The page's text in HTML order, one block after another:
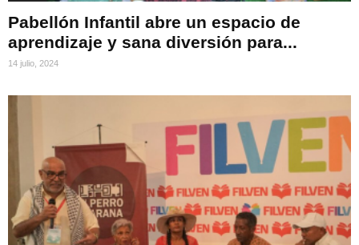
Pabellón Infantil abre un espacio de
aprendizaje y sana diversión para...
14 julio, 2024